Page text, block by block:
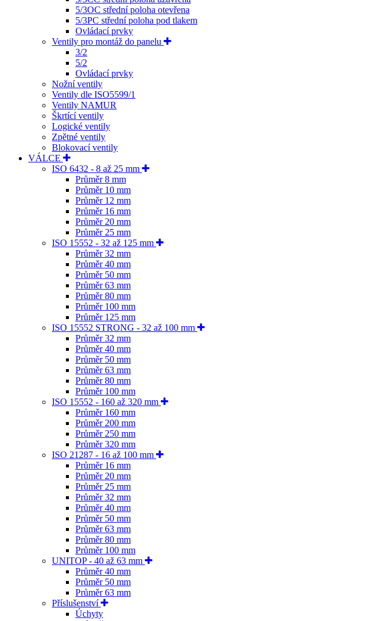
5/3OC střední poloha otevřena
5/3PC střední poloha pod tlakem
Ovládací prvky
Ventily pro montáž do panelu
3/2
5/2
Ovládací prvky
Nožní ventily
Ventily dle ISO5599/1
Ventily NAMUR
Škrtící ventily
Logické ventily
Zpětné ventily
Blokovací ventily
VÁLCE
ISO 6432 - 8 až 25 mm
Průměr 8 mm
Průměr 10 mm
Průměr 12 mm
Průměr 16 mm
Průměr 20 mm
Průměr 25 mm
ISO 15552 - 32 až 125 mm
Průměr 32 mm
Průměr 40 mm
Průměr 50 mm
Průměr 63 mm
Průměr 80 mm
Průměr 100 mm
Průměr 125 mm
ISO 15552 STRONG - 32 až 100 mm
Průměr 32 mm
Průměr 40 mm
Průměr 50 mm
Průměr 63 mm
Průměr 80 mm
Průměr 100 mm
ISO 15552 - 160 až 320 mm
Průměr 160 mm
Průměr 200 mm
Průměr 250 mm
Průměr 320 mm
ISO 21287 - 16 až 100 mm
Průměr 16 mm
Průměr 20 mm
Průměr 25 mm
Průměr 32 mm
Průměr 40 mm
Průměr 50 mm
Průměr 63 mm
Průměr 80 mm
Průměr 100 mm
UNITOP - 40 až 63 mm
Průměr 40 mm
Průměr 50 mm
Průměr 63 mm
Příslušenství
Úchyty